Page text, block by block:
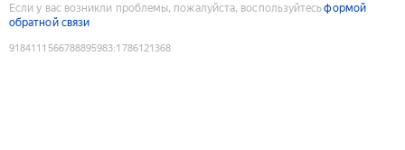
Если у вас возникли проблемы, пожалуйста, воспользуйтесьформой
обратной связи
9184111566788895983:1786121368